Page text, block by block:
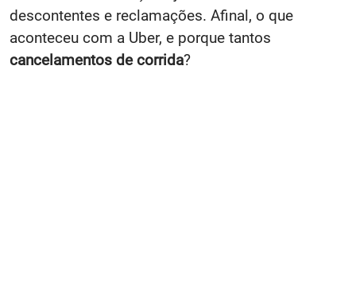
descontentes e reclamações. Afinal, o que
aconteceu com a Uber, e porque tantos
cancelamentos de corrida?